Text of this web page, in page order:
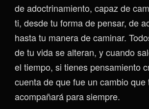
de adoctrinamiento, capaz de
ti, desde tu forma de pensar, de
hasta tu manera de caminar.
de tu vida se alteran, y cuando
el tiempo, si tienes pensamiento
cuenta de que fue un cambio que
acompañará para siempre.